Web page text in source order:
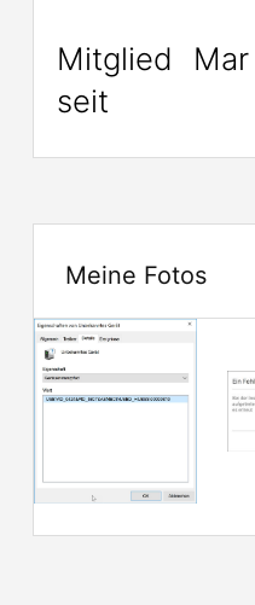
Mitglied
seit
Meine Fotos